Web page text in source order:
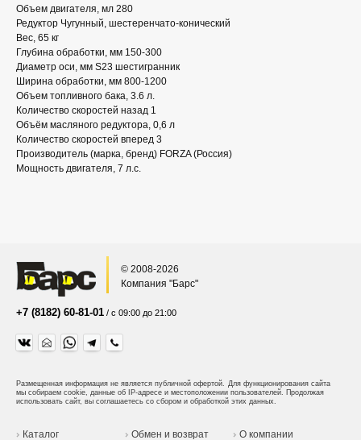
Объем двигателя, мл 280
Редуктор Чугунный, шестеренчато-конический
Вес, 65 кг
Глубина обработки, мм 150-300
Диаметр оси, мм S23 шестигранник
Ширина обработки, мм 800-1200
Объем топливного бака, 3.6 л.
Количество скоростей назад 1
Объём масляного редуктора, 0,6 л
Количество скоростей вперед 3
Производитель (марка, бренд) FORZA (Россия)
Мощность двигателя, 7 л.с.
© 2008-2026
Компания "Барс"
+7 (8182) 60-81-01 / с 09:00 до 21:00
Размещенная информация не является публичной офертой. Для функционирования сайта
мы собираем cookie, данные об IP-адресе и местоположении пользователей. Продолжая
использовать сайт, вы соглашаетесь со сбором и обработкой этих данных.
Каталог Обмен и возврат О компании